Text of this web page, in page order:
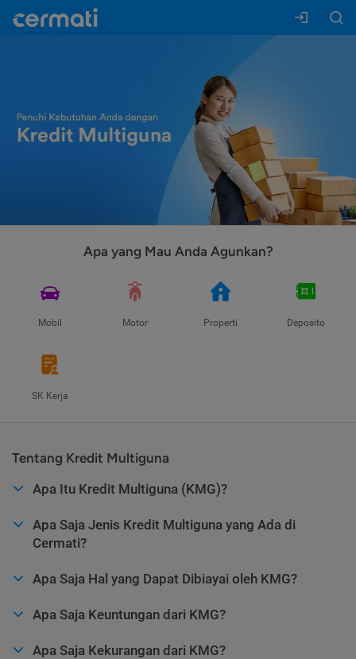
Apa yang Mau Anda Agunkan?
Mobil Motor Properti Deposito
SK Kerja
Tentang Kredit Multiguna
Apa Itu Kredit Multiguna (KMG)?
Apa Saja Jenis Kredit Multiguna yang Ada di
Cermati?
Apa Saja Hal yang Dapat Dibiayai oleh KMG?
Apa Saja Keuntungan dari KMG?
Apa Saja Kekurangan dari KMG?